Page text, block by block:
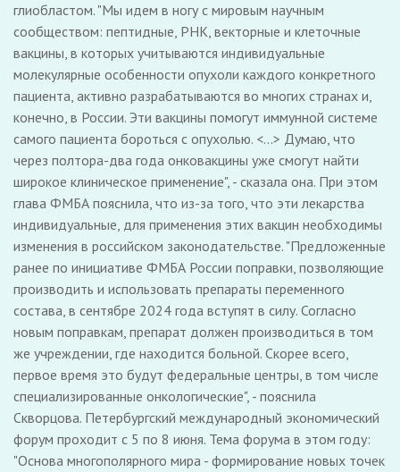
глиобластом. "Мы идем в ногу с мировым научным
сообществом: пептидные, РНК, векторные и клеточные
вакцины, в которых учитываются индивидуальные
молекулярные особенности опухоли каждого конкретного
пациента, активно разрабатываются во многих странах и,
конечно, в России. Эти вакцины помогут иммунной системе
самого пациента бороться с опухолью. <...> Думаю, что
через полтора-два года онковакцины уже смогут найти
широкое клиническое применение", - сказала она. При этом
глава ФМБА пояснила, что из-за того, что эти лекарства
индивидуальные, для применения этих вакцин необходимы
изменения в российском законодательстве. "Предложенные
ранее по инициативе ФМБА России поправки, позволяющие
производить и использовать препараты переменного
состава, в сентябре 2024 года вступят в силу. Согласно
новым поправкам, препарат должен производиться в том
же учреждении, где находится больной. Скорее всего,
первое время это будут федеральные центры, в том числе
специализированные онкологические", - пояснила
Скворцова. Петербургский международный экономический
форум проходит с 5 по 8 июня. Тема форума в этом году:
"Основа многополярного мира - формирование новых точек